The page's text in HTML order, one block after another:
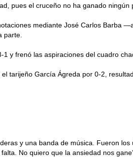
pues el cruceño no ha ganado ningún
mediante José Carlos Barba
parte.
y frenó las aspiraciones del cuadro
tarijeño García Ágreda por 0-2,
y una banda de música. Fueron
No quiero que la ansiedad nos